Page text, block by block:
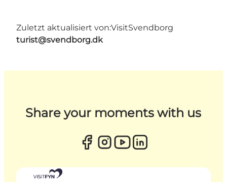
Zuletzt aktualisiert von:VisitSvendborg
turist@svendborg.dk
Share your moments with us